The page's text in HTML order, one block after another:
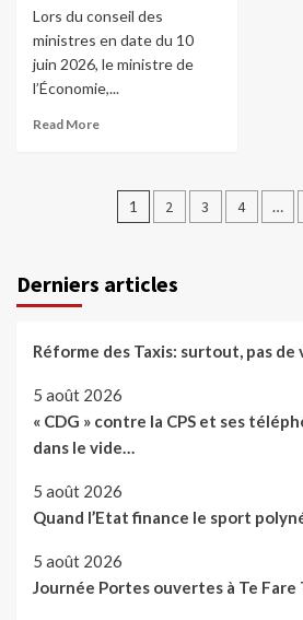
Lors du conseil des
ministres en date du 10
juin 2026, le ministre de
l’Économie,...
Read More
Pagination
publications
1 2 3 4 …
Derniers articles
Réforme des Taxis: surtout, pas de
5 août 2026
« CDG » contre la CPS et ses
dans le vide…
5 août 2026
Quand l’Etat finance le sport
5 août 2026
Journée Portes ouvertes à Te Fare